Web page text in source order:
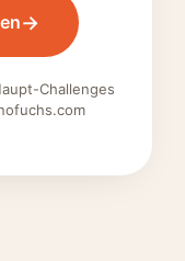
→
Challenges